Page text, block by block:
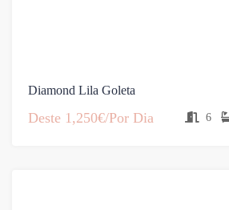
Diamond Lila Goleta
Deste 1,250€/Por Dia 6